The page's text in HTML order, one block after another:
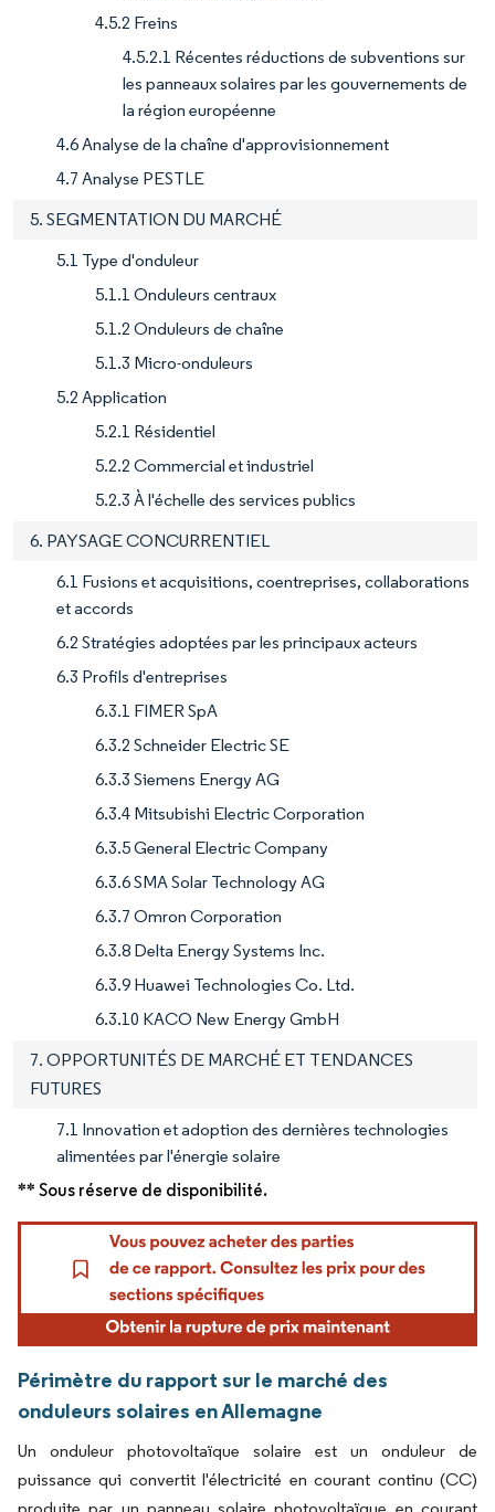
4.5.2 Freins
4.5.2.1 Récentes réductions de subventions sur
les panneaux solaires par les gouvernements de
la région européenne
4.6 Analyse de la chaîne d'approvisionnement
4.7 Analyse PESTLE
5. SEGMENTATION DU MARCHÉ
5.1 Type d'onduleur
5.1.1 Onduleurs centraux
5.1.2 Onduleurs de chaîne
5.1.3 Micro-onduleurs
5.2 Application
5.2.1 Résidentiel
5.2.2 Commercial et industriel
5.2.3 À l'échelle des services publics
6. PAYSAGE CONCURRENTIEL
6.1 Fusions et acquisitions, coentreprises, collaborations
et accords
6.2 Stratégies adoptées par les principaux acteurs
6.3 Profils d'entreprises
6.3.1 FIMER SpA
6.3.2 Schneider Electric SE
6.3.3 Siemens Energy AG
6.3.4 Mitsubishi Electric Corporation
6.3.5 General Electric Company
6.3.6 SMA Solar Technology AG
6.3.7 Omron Corporation
6.3.8 Delta Energy Systems Inc.
6.3.9 Huawei Technologies Co. Ltd.
6.3.10 KACO New Energy GmbH
7. OPPORTUNITÉS DE MARCHÉ ET TENDANCES
FUTURES
7.1 Innovation et adoption des dernières technologies
alimentées par l'énergie solaire
** Sous réserve de disponibilité.
Périmètre du rapport sur le marché des
onduleurs solaires en Allemagne
Un onduleur photovoltaïque solaire est un onduleur de
puissance qui convertit l'électricité en courant continu (CC)